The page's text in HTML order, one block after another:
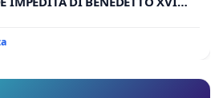
RELATIVO PROCESSO